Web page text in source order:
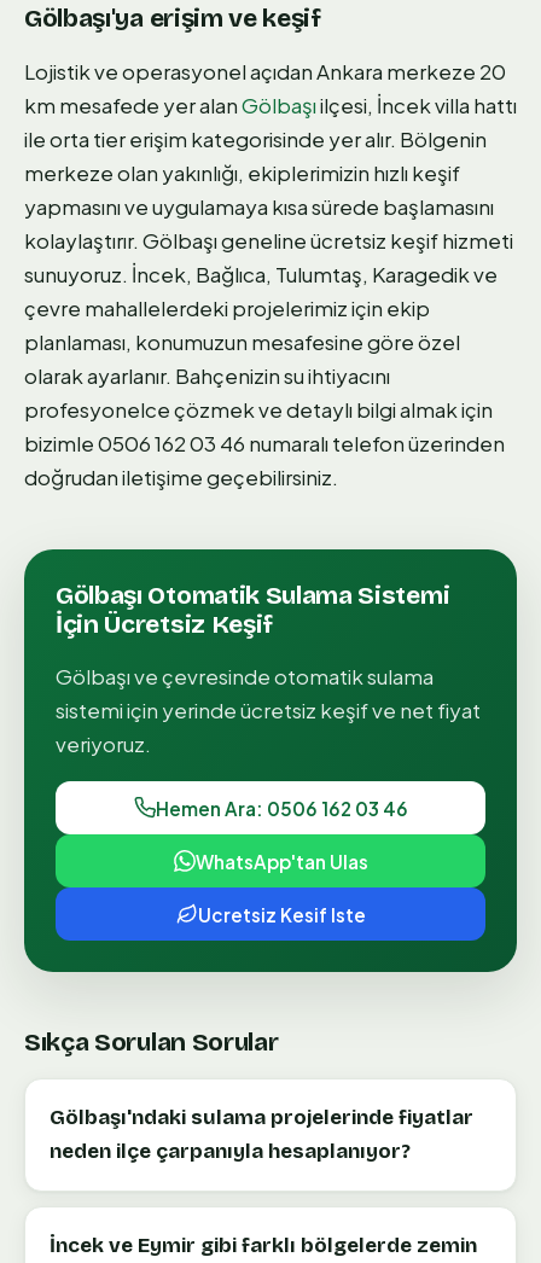
Gölbaşı'ya erişim ve keşif
Lojistik ve operasyonel açıdan Ankara merkeze 20
km mesafede yer alanGölbaşıilçesi, İncek villa hattı
ile orta tier erişim kategorisinde yer alır. Bölgenin
merkeze olan yakınlığı, ekiplerimizin hızlı keşif
yapmasını ve uygulamaya kısa sürede başlamasını
kolaylaştırır. Gölbaşı geneline ücretsiz keşif hizmeti
sunuyoruz. İncek, Bağlıca, Tulumtaş, Karagedik ve
çevre mahallelerdeki projelerimiz için ekip
planlaması, konumuzun mesafesine göre özel
olarak ayarlanır. Bahçenizin su ihtiyacını
profesyonelce çözmek ve detaylı bilgi almak için
bizimle 0506 162 03 46 numaralı telefon üzerinden
doğrudan iletişime geçebilirsiniz.
Gölbaşı Otomatik Sulama Sistemi
İçin Ücretsiz Keşif
Gölbaşıve çevresindeotomatik sulama
sistemiiçin yerinde ücretsiz keşif ve net fiyat
veriyoruz.
Hemen Ara: 0506 162 03 46
WhatsApp'tan Ulas
Ucretsiz Kesif Iste
Sıkça Sorulan Sorular
Gölbaşı'ndaki sulama projelerinde fiyatlar
neden ilçe çarpanıyla hesaplanıyor?
İncek ve Eymir gibi farklı bölgelerde zemin